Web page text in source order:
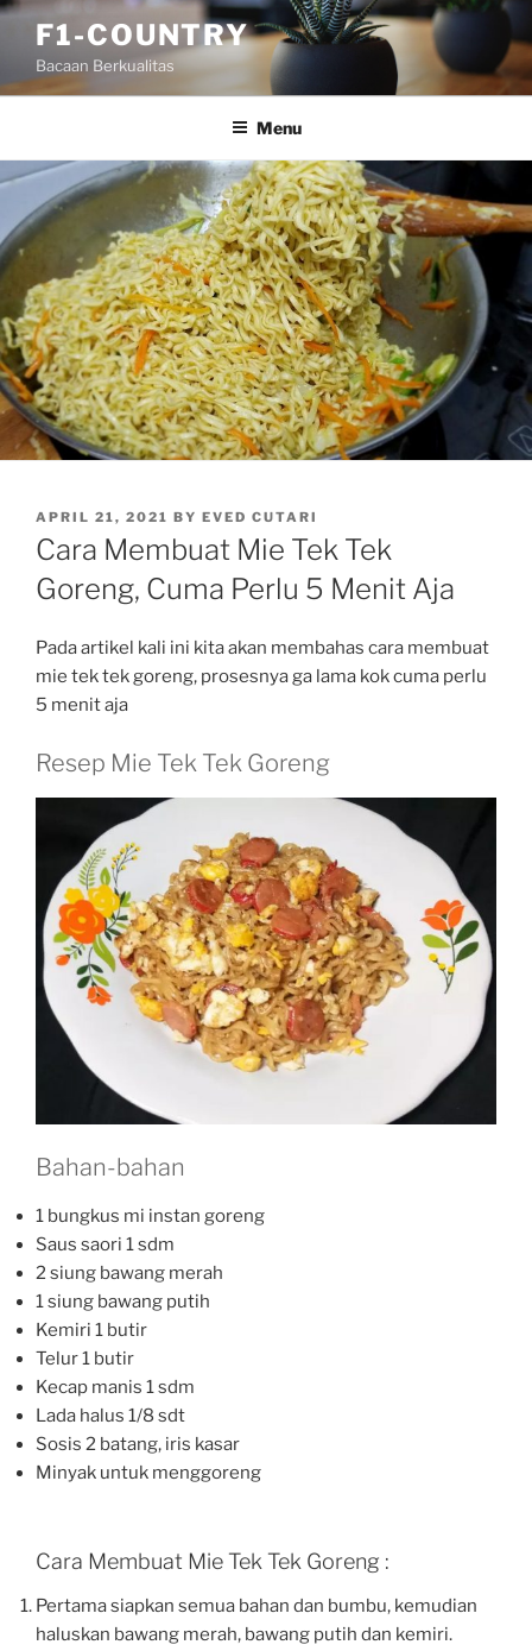
Skip
content
F1-COUNTRY
Bacaan Berkualitas
Menu
POSTED
ON
APRIL 21, 2021 BY EVED CUTARI
Cara Membuat Mie Tek Tek
Goreng, Cuma Perlu 5 Menit Aja
Pada artikel kali ini kita akan membahas cara membuat
mie tek tek goreng, prosesnya ga lama kok cuma perlu
5 menit aja
Resep Mie Tek Tek Goreng
Bahan-bahan
1 bungkus mi instan goreng
Saus saori 1 sdm
2 siung bawang merah
1 siung bawang putih
Kemiri 1 butir
Telur 1 butir
Kecap manis 1 sdm
Lada halus 1/8 sdt
Sosis 2 batang, iris kasar
Minyak untuk menggoreng
Cara Membuat Mie Tek Tek Goreng :
Pertama siapkan semua bahan dan bumbu, kemudian
haluskan bawang merah, bawang putih dan kemiri.